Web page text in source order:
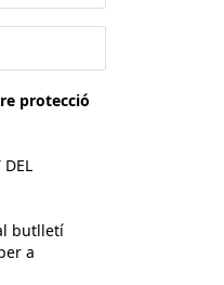
protecció
DEL
butlletí
a